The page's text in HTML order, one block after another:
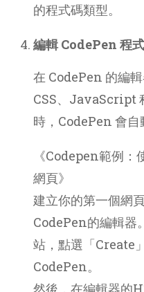
的程式碼類型。
編輯 CodePen 程
在 CodePen 的編
CSS、JavaScript
時，CodePen 會自
《Codepen範例
網頁》
建立你的第一個網
CodePen的編輯器
站，點選「Create
CodePen。
然後，在編輯器的